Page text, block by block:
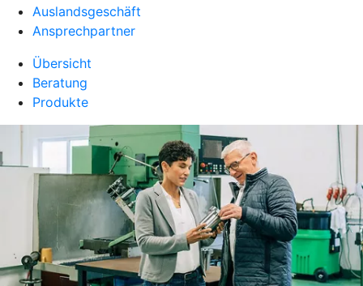
Auslandsgeschäft
Ansprechpartner
Übersicht
Beratung
Produkte